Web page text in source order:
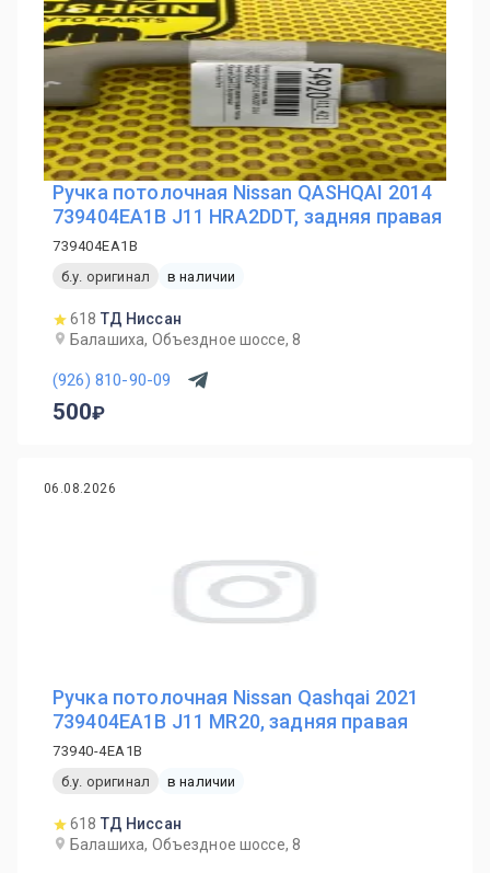
Ручка потолочная Nissan QASHQAI 2014
739404EA1B J11 HRA2DDT, задняя правая
739404EA1B
б.у. оригинал
в наличии
618 ТД Ниссан
Балашиха, Объездное шоссе, 8
(926) 810-90-09
500
06.08.2026
Ручка потолочная Nissan Qashqai 2021
739404EA1B J11 MR20, задняя правая
73940-4EA1B
б.у. оригинал
в наличии
618 ТД Ниссан
Балашиха, Объездное шоссе, 8